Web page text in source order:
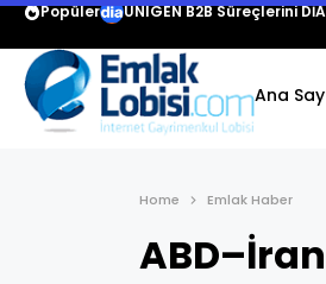
Popüler UNIGEN B2B Süreçlerini
Ana
Home Emlak Haber